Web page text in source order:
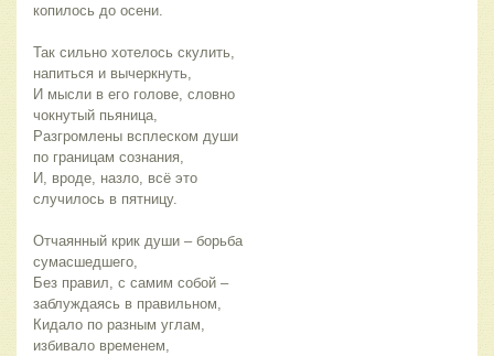
копилось до осени.
Так сильно хотелось скулить,
напиться и вычеркнуть,
И мысли в его голове, словно
чокнутый пьяница,
Разгромлены всплеском души
по границам сознания,
И, вроде, назло, всё это
случилось в пятницу.
Отчаянный крик души – борьба
сумасшедшего,
Без правил, с самим собой –
заблуждаясь в правильном,
Кидало по разным углам,
избивало временем,